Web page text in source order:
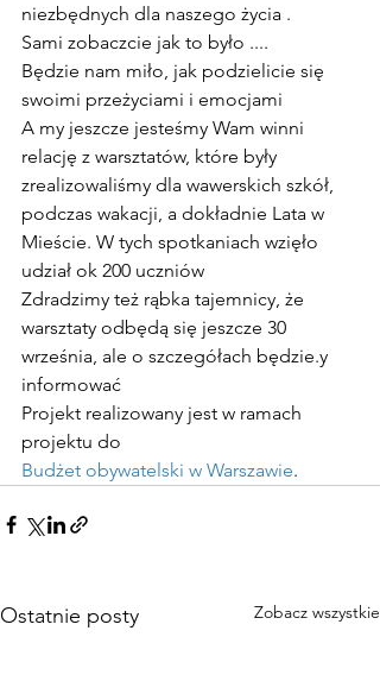
niezbędnych dla naszego życia .
Sami zobaczcie jak to było ....
Będzie nam miło, jak podzielicie się
swoimi przeżyciami i emocjami
A my jeszcze jesteśmy Wam winni
relację z warsztatów, które były
zrealizowaliśmy dla wawerskich szkół,
podczas wakacji, a dokładnie Lata w
Mieście. W tych spotkaniach wzięło
udział ok 200 uczniów
Zdradzimy też rąbka tajemnicy, że
warsztaty odbędą się jeszcze 30
września, ale o szczegółach będzie.y
informować
Projekt realizowany jest w ramach
projektu do
Budżet obywatelski w Warszawie.
Ostatnie posty Zobacz wszystkie